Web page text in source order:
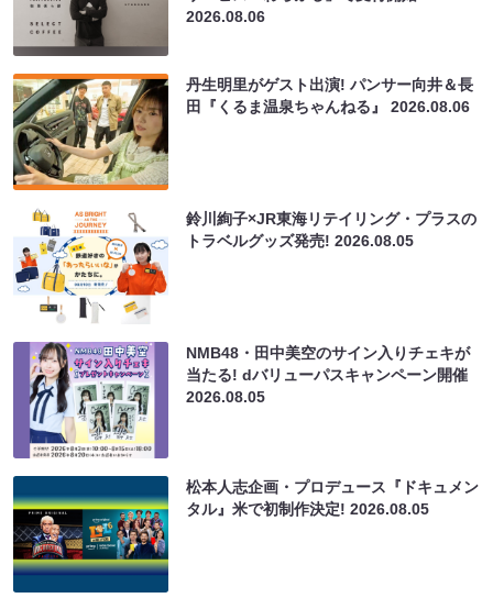
2026.08.06
丹生明里がゲスト出演! パンサー向井＆長
田『くるま温泉ちゃんねる』2026.08.06
鈴川絢子×JR東海リテイリング・プラスの
トラベルグッズ発売!2026.08.05
NMB48・田中美空のサイン入りチェキが
当たる! dバリューパスキャンペーン開催
2026.08.05
松本人志企画・プロデュース『ドキュメン
タル』米で初制作決定!2026.08.05